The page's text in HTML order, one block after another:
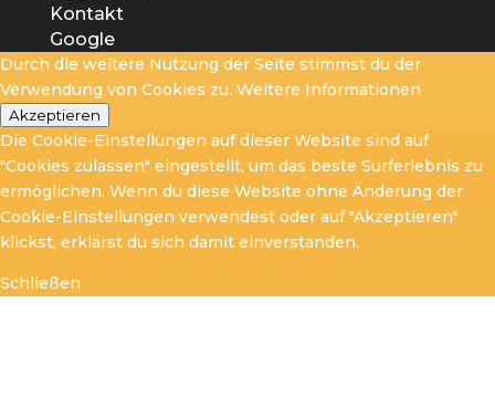
Kontakt
Google
Durch die weitere Nutzung der Seite stimmst du der
Verwendung von Cookies zu. Weitere Informationen
Akzeptieren
Die Cookie-Einstellungen auf dieser Website sind auf
"Cookies zulassen" eingestellt, um das beste Surferlebnis zu
ermöglichen. Wenn du diese Website ohne Änderung der
Cookie-Einstellungen verwendest oder auf "Akzeptieren"
klickst, erklärst du sich damit einverstanden.
Schließen